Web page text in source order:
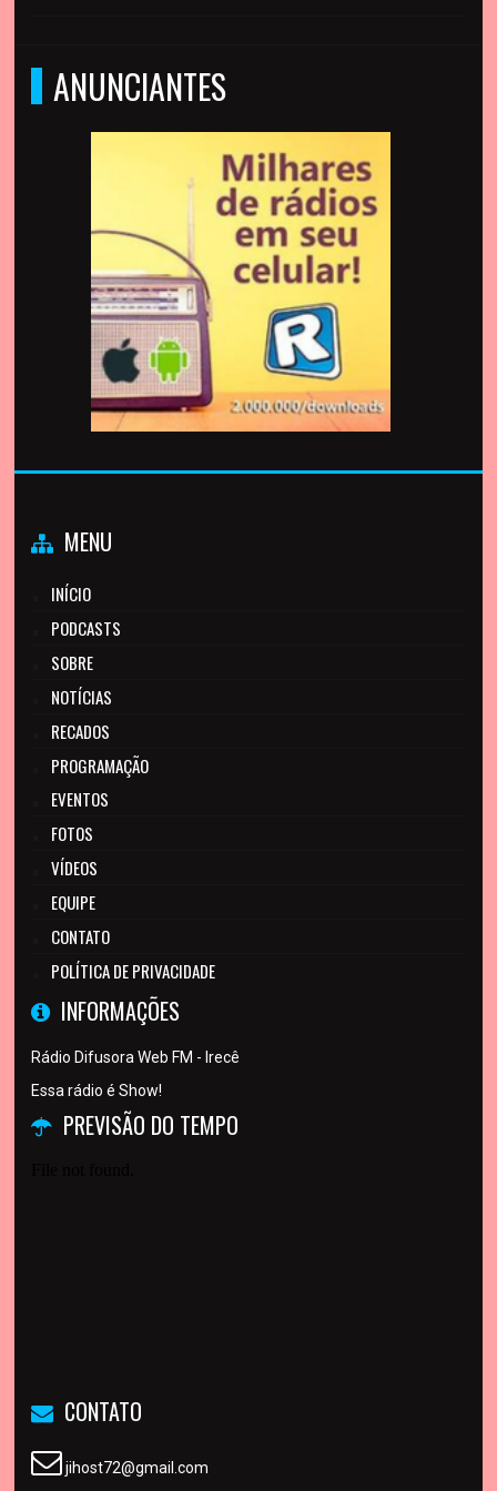
ANUNCIANTES
MENU
INÍCIO
PODCASTS
SOBRE
NOTÍCIAS
RECADOS
PROGRAMAÇÃO
EVENTOS
FOTOS
VÍDEOS
EQUIPE
CONTATO
POLÍTICA DE PRIVACIDADE
INFORMAÇÕES
Rádio Difusora Web FM - Irecê
Essa rádio é Show!
PREVISÃO DO TEMPO
CONTATO
jihost72@gmail.com